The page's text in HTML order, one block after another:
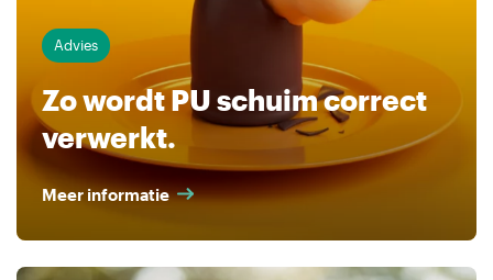
Advies
Zo wordt PU schuim correct
verwerkt.
Meer informatie